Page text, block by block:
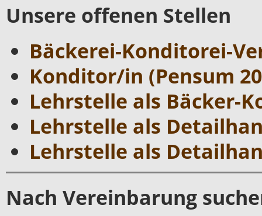
Unsere offenen Stellen
Bäckerei-Konditorei-
Konditor/in (Pensum
Lehrstelle als Bäcker-
Lehrstelle als
Lehrstelle als
Nach Vereinbarung